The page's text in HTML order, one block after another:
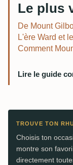
Le plus
De Mount
L'ère Ward et
Comment
Lire le guide
TROUVE TON
Choisis ton
montre son
directement